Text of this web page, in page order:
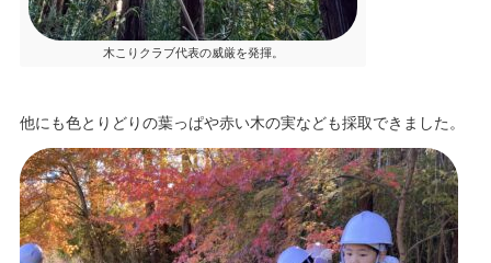
木こりクラブ代表の威厳を発揮。
他にも色とりどりの葉っぱや赤い木の実なども採取できました。